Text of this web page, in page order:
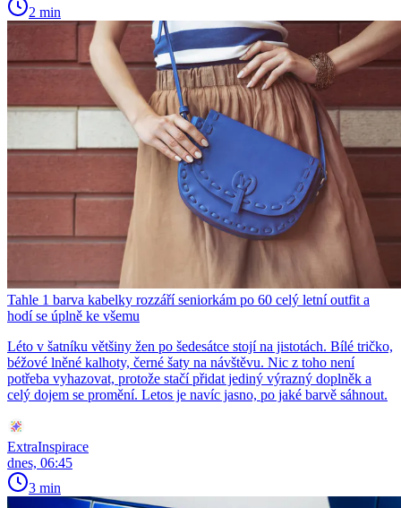
2 min
Tahle 1 barva kabelky rozzáří seniorkám po 60 celý letní outfit a
hodí se úplně ke všemu
Léto v šatníku většiny žen po šedesátce stojí na jistotách. Bílé tričko,
béžové lněné kalhoty, černé šaty na návštěvu. Nic z toho není
potřeba vyhazovat, protože stačí přidat jediný výrazný doplněk a
celý dojem se promění. Letos je navíc jasno, po jaké barvě sáhnout.
ExtraInspirace
dnes, 06:45
3 min